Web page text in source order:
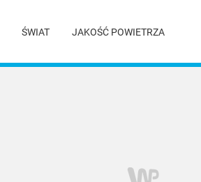
ŚWIAT JAKOŚĆ POWIETRZA